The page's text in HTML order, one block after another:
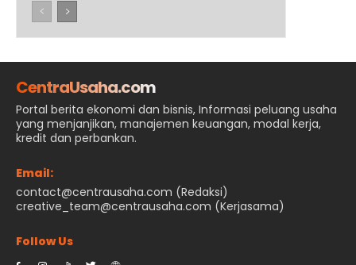
CentraUsaha.com
Portal berita ekonomi dan bisnis, Informasi peluang usaha
yang menjanjikan, manajemen keuangan, modal kerja,
kredit dan perbankan.
Email:
contact@centrausaha.com (Redaksi)
creative_team@centrausaha.com (Kerjasama)
Follow Us